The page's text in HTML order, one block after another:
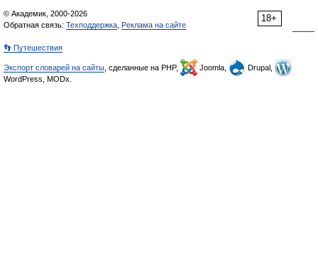
18+
© Академик, 2000-2026
Обратная связь: Техподдержка Реклама на сайте
👣 Путешествия
Экспорт словарей на сайты , сделанные на PHP, Joomla,
Drupal,
WordPress, MODx.